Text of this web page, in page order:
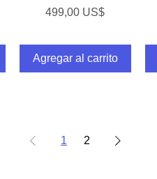
Precio
499,00 US$
Agregar al carrito
1 2